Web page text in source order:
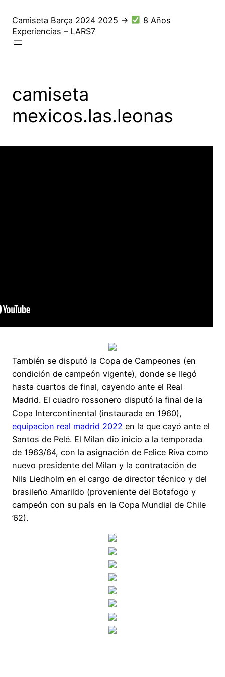
contenido
Camiseta Barça 2024 2025 →
8 Años
Experiencias – LARS7
camiseta
mexicos.las.leonas
También se disputó la Copa de Campeones (en
condición de campeón vigente), donde se llegó
hasta cuartos de final, cayendo ante el Real
Madrid. El cuadro rossonero disputó la final de la
Copa Intercontinental (instaurada en 1960),
equipacion real madrid 2022 en la que cayó ante el
Santos de Pelé. El Milan dio inicio a la temporada
de 1963/64, con la asignación de Felice Riva como
nuevo presidente del Milan y la contratación de
Nils Liedholm en el cargo de director técnico y del
brasileño Amarildo (proveniente del Botafogo y
campeón con su país en la Copa Mundial de Chile
’62).